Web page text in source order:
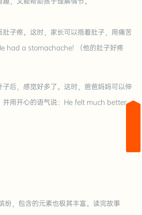
肚子疼。这时，家长可以捂着肚子，用痛苦
had a stomachache! （他的肚子好疼
子后，感觉好多了。这时，爸爸妈妈可以伸
并用开心的语气说：He felt much better.
纷，包含的元素也极其丰富。读完故事